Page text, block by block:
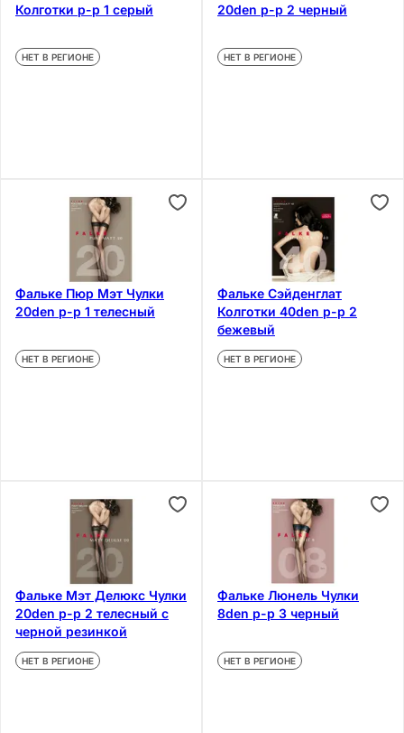
Колготки р-р 1 серый
НЕТ В РЕГИОНЕ
20den р-р 2 черный
НЕТ В РЕГИОНЕ
Фальке Пюр Мэт Чулки
20den р-р 1 телесный
НЕТ В РЕГИОНЕ
Фальке Сэйденглат
Колготки 40den р-р 2
бежевый
НЕТ В РЕГИОНЕ
Фальке Мэт Делюкс Чулки
20den р-р 2 телесный с
черной резинкой
НЕТ В РЕГИОНЕ
Фальке Люнель Чулки
8den р-р 3 черный
НЕТ В РЕГИОНЕ